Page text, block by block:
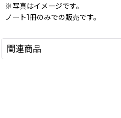
※写真はイメージです。
ノート1冊のみでの販売です。
関連商品